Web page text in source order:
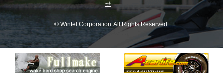
せ
© Wintel Corporation. All Rights Reserved.